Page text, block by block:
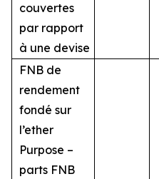
couvertes
par rapport
à une devise
FNB de
rendement
fondé sur
l’ether
Purpose –
parts FNB